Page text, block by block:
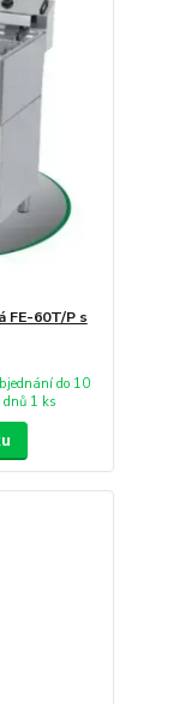
FE-60T/P s
do 10
dnů 1 ks